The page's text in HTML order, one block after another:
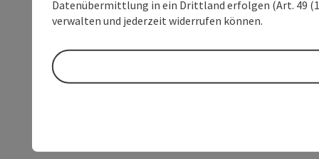
Datenübermittlung in ein Drittland erfolgen (Art. 49
verwalten und jederzeit widerrufen können.